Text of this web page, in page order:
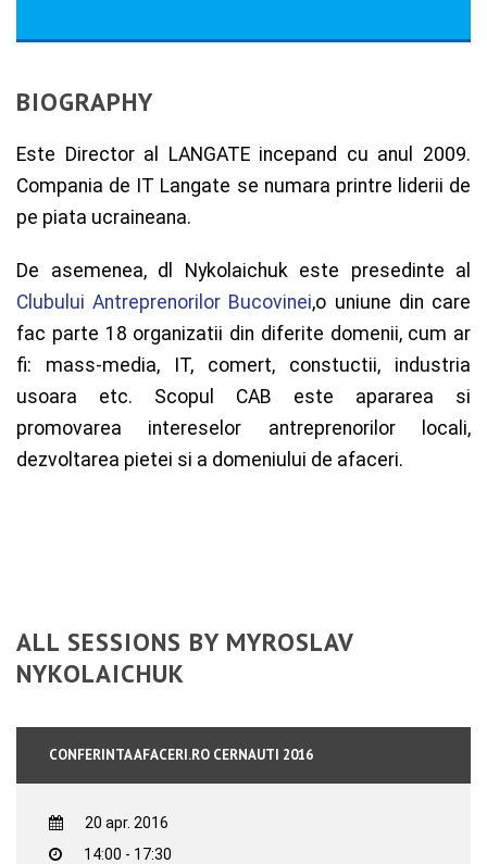
BIOGRAPHY
Este Director al LANGATE incepand cu anul 2009.
Compania de IT Langate se numara printre liderii de
pe piata ucraineana.
De asemenea, dl Nykolaichuk este presedinte al
Clubului Antreprenorilor Bucovinei,o uniune din care
fac parte 18 organizatii din diferite domenii, cum ar
fi: mass-media, IT, comert, constuctii, industria
usoara etc. Scopul CAB este apararea si
promovarea intereselor antreprenorilor locali,
dezvoltarea pietei si a domeniului de afaceri.
ALL SESSIONS BY MYROSLAV
NYKOLAICHUK
CONFERINTA AFACERI.RO CERNAUTI 2016
20 apr. 2016
14:00 - 17:30